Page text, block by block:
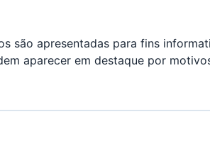
são apresentadas para fins
aparecer em destaque por